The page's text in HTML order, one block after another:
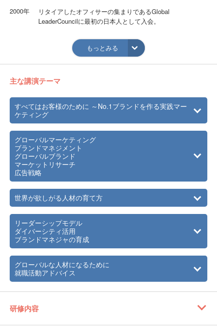
2000年
リタイアしたオフィサーの集まりであるGlobal
LeaderCouncilに最初の日本人として入会。
ダイソン日本支社の代表取締役社長就任。
日本トイザらス代表取締役社長兼最高業務執行責任者就
任。
一番パワフルなビジネスウーマン50傑に選ばれる。
2005年
Office WaDa設立。
マーケティングやマネジメント分野のコンサルタントとし
て活動を開始。
2007年
一人に選ばれる。
＜役職＞
・元東京財団非常勤理事
・元物学研究会アドバイザー
・元Kカンパニーアドバイザー
・元慶應大学SFC坂井研究会デザイン言語ワークショップ
担当ディレクター
・元株式会社ユニヘアー（現アデランス）取締役
・元大塚製薬ニュートラシューティカルズ事業部顧問
・元桃山学院客員教授
・元神戸学院大学非常勤講師
・元株式会社ユニ・チャーム 監査等員（社外取締役）
・株式会社島津製作所 社外取締役 （現職）
・コカ・コーラ ボトラーズジャパンホールディングス株
・合資会社エクイタス 顧問（現職）
もっとみる
主な講演テーマ
すべてはお客様のために ～No.1ブランドを作る実践マー
ケティング
グローバルマーケティング
ブランドマネジメント
グローバルブランド
マーケットリサーチ
広告戦略
世界が欲しがる人材の育て方
リーダーシップモデル
ダイバーシティ活用
ブランドマネジャの育成
グローバルな人材になるために
就職活動アドバイス
研修内容